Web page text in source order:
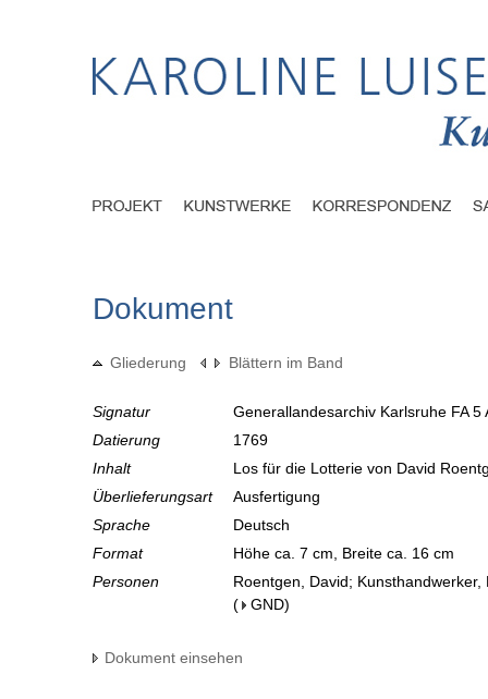
Dokument
Gliederung Blättern im Band
Signatur
Generallandesarchiv Karlsruhe FA
Datierung
1769
Inhalt
Los für die Lotterie von David
Überlieferungsart
Ausfertigung
Sprache
Deutsch
Format
Höhe ca. 7 cm, Breite ca. 16 cm
Personen
Roentgen, David;
(
GND)
Dokument einsehen